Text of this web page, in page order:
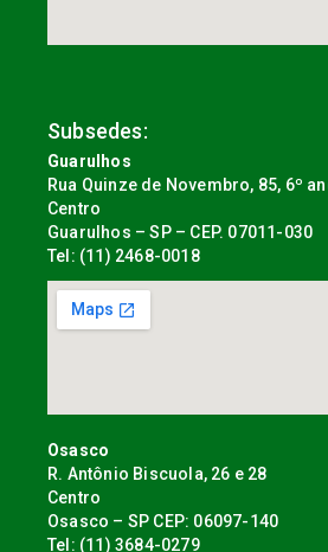
Subsedes:
Guarulhos
Rua Quinze de Novembro, 85, 6º
Centro
Guarulhos – SP – CEP. 07011-030
Tel: (11) 2468-0018
Osasco
R. Antônio Biscuola, 26 e 28
Centro
Osasco – SP CEP: 06097-140
Tel: (11) 3684-0279